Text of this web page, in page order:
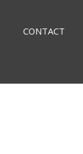
CONTACT